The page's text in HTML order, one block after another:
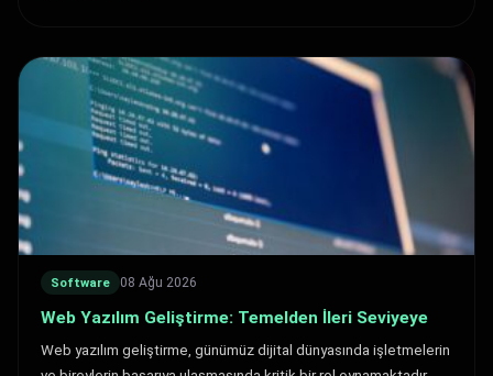
Software 08 Ağu 2026
Web Yazılım Geliştirme: Temelden İleri Seviyeye
Web yazılım geliştirme, günümüz dijital dünyasında işletmelerin